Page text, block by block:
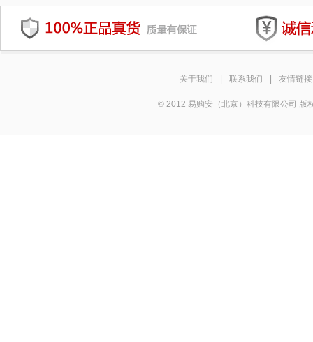
关于我们 联系我们 友情链接
© 2012 易购安（北京）科技有限公司 版